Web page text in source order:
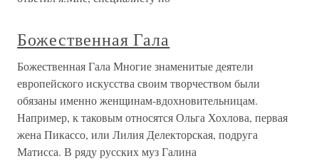
Божественная Гала
Божественная Гала Многие знаменитые деятели
европейского искусства своим творчеством были
обязаны именно женщинам-вдохновительницам.
Например, к таковым относятся Ольга Хохлова, первая
жена Пикассо, или Лилия Делекторская, подруга
Матисса. В ряду русских муз Галина